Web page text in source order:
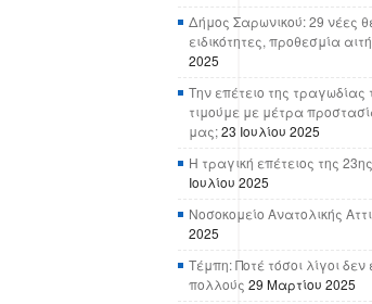
Δήμος Σαρωνικού: 29 νέες
ειδικότητες, προθεσμία
2025
Την επέτειο της τραγωδίας
τιμούμε με μέτρα
μας;23 Ιουλίου 2025
Η τραγική επέτειος της
Ιουλίου 2025
Νοσοκομείο Ανατολικής
2025
Τέμπη: Ποτέ τόσοι λίγοι
πολλούς 29 Μαρτίου 2025